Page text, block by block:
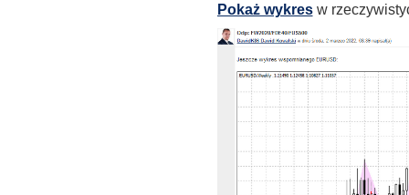
Pokaż wykresw